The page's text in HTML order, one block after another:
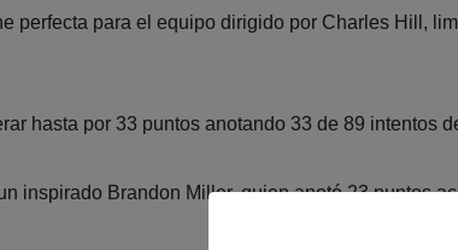
perfecta para el equipo dirigido por Charles Hill,
hasta por 33 puntos anotando 33 de 89 intentos
inspirado Brandon Miller, quien anotó 23 puntos